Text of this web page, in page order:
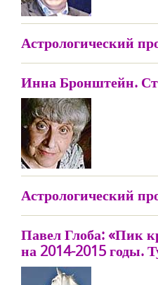
Астрологический
Инна Бронштейн.
Астрологический
Павел Глоба: «Пик
на 2014-2015 годы.